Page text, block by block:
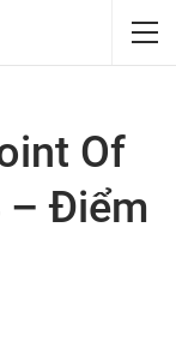
Of
– Điểm